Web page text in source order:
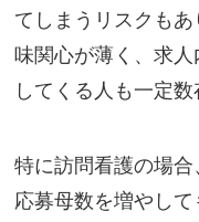
てしまうリスクも
味関心が薄く、求
してくる人も一定数
特に訪問看護の場
応募母数を増やし